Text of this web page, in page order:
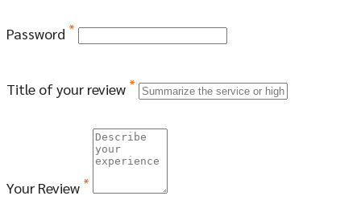
Password *
Title of your review *
Your Review *